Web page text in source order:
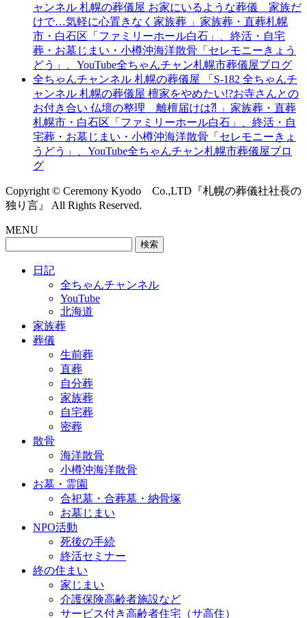
ャンネル 札幌の葬儀屋 お家にいるような葬儀 家族だ
けで…気軽に心置きなく家族葬 」家族葬・直葬札幌
市・白石区「ファミリーホール白石」、終活・自宅
葬・お墓じまい・小樽沖海洋散骨「セレモニーきょう
どう」、YouTube全ちゃんチャン札幌市葬儀屋ブログ
全ちゃんチャンネル 札幌の葬儀屋 「S-182 全ちゃんチ
ャンネル 札幌の葬儀屋 檀家をやめたい!?お寺さんとの
お付き合い 仏壇の整理 離檀届けは⁈ 」家族葬・直葬
札幌市・白石区「ファミリーホール白石」、終活・自
宅葬・お墓じまい・小樽沖海洋散骨「セレモニーきょ
うどう」、YouTube全ちゃんチャン札幌市葬儀屋ブロ
グ
Copyright © Ceremony Kyodo Co.,LTD『札幌の葬儀社社長の
独り言』 All Rights Reserved.
MENU
日記
全ちゃんチャンネル
YouTube
北海道
家族葬
葬儀
生前葬
直葬
自分葬
家族葬
自宅葬
密葬
散骨
海洋散骨
小樽沖海洋散骨
お墓・霊園
合祀墓・合葬墓・納骨塚
お墓じまい
NPO活動
死後の手続
終活セミナー
終の住まい
家じまい
介護保険高齢者施設など
サービス付き高齢者住宅（サ高住）